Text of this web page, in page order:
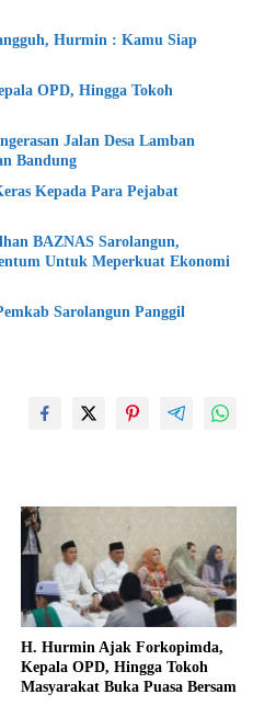
Hurmin : Kamu Siap
OPD, Hingga Tokoh
Jalan Desa Lamban
Bandung
Kepada Para Pejabat
BAZNAS Sarolangun,
Untuk Meperkuat Ekonomi
Sarolangun Panggil
H. Hurmin Ajak Forkopimda,
Kepala OPD, Hingga Tokoh
Masyarakat Buka Puasa Bersam